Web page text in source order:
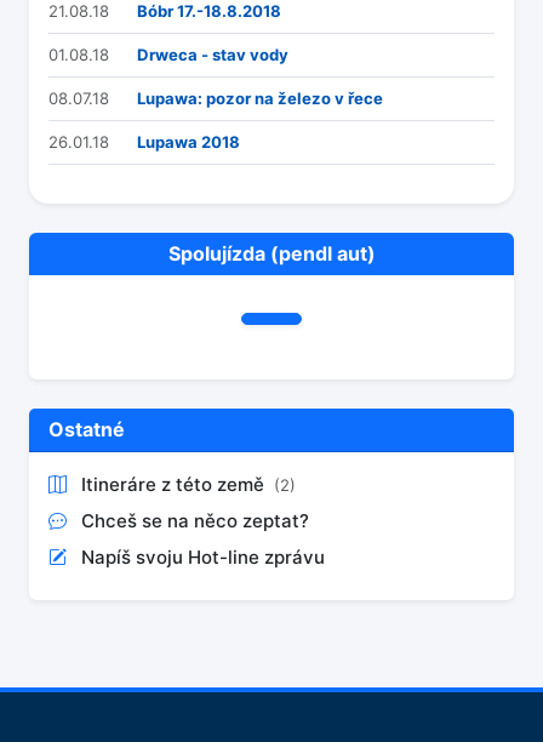
21.08.18 Bóbr 17.-18.8.2018
01.08.18 Drweca - stav vody
08.07.18 Lupawa: pozor na železo v řece
26.01.18 Lupawa 2018
Spolujízda (pendl aut)
Ostatné
Itineráre z této země (2)
Chceš se na něco zeptat?
Napíš svoju Hot-line zprávu